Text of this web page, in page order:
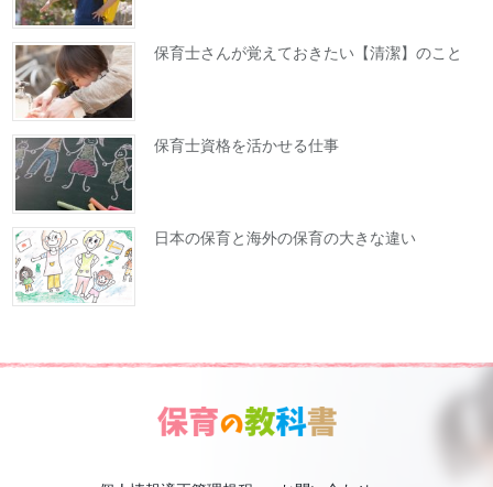
保育士さんが覚えておきたい【清潔】のこと
保育士資格を活かせる仕事
日本の保育と海外の保育の大きな違い